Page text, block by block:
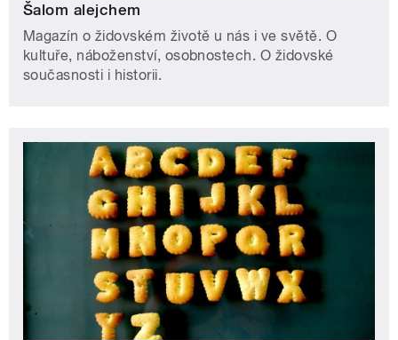
Šalom alejchem
Magazín o židovském životě u nás i ve světě. O
kultuře, náboženství, osobnostech. O židovské
současnosti i historii.